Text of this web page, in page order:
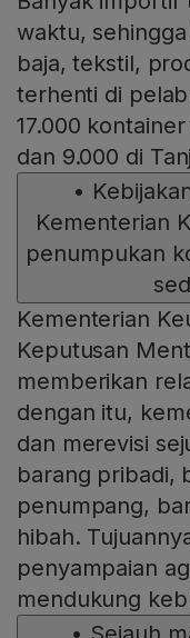
waktu,
baja, tekstil,
terhenti di
17.000
dan 9.000 di
•
Kementerian
penumpukan
Kementerian
Keputusan
memberikan
dengan itu,
dan merevisi
barang pribadi,
penumpang,
hibah.
penyampaian
mendukung